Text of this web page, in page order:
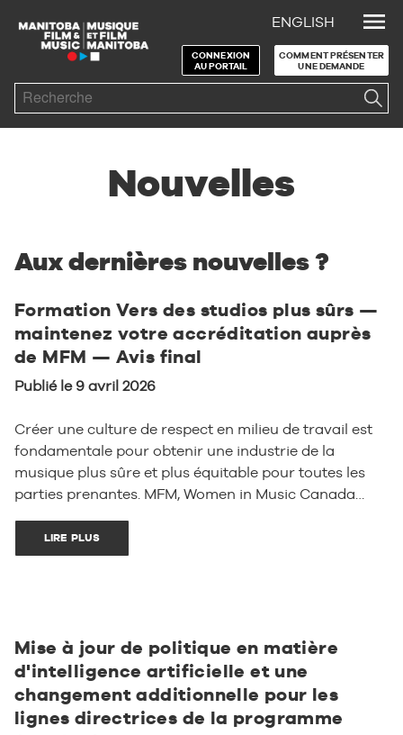
Skip to Navigation
Skip to Content
Skip to Footer
ENGLISH
Search
CONNEXION
AU PORTAIL
COMMENT PRÉSENTER
UNE DEMANDE
Nouvelles
Aux dernières nouvelles ?
Formation Vers des studios plus sûrs —
maintenez votre accréditation auprès
de MFM — Avis final
Publié le 9 avril 2026
Créer une culture de respect en milieu de travail est
fondamentale pour obtenir une industrie de la
musique plus sûre et plus équitable pour toutes les
parties prenantes. MFM, Women in Music Canada…
LIRE PLUS
Mise à jour de politique en matière
d'intelligence artificielle et une
changement additionnelle pour les
lignes directrices de la programme